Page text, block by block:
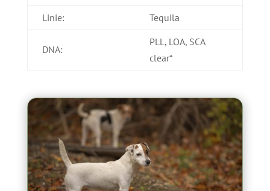
Linie:
Tequila
DNA:
PLL, LOA, SCA
clear*